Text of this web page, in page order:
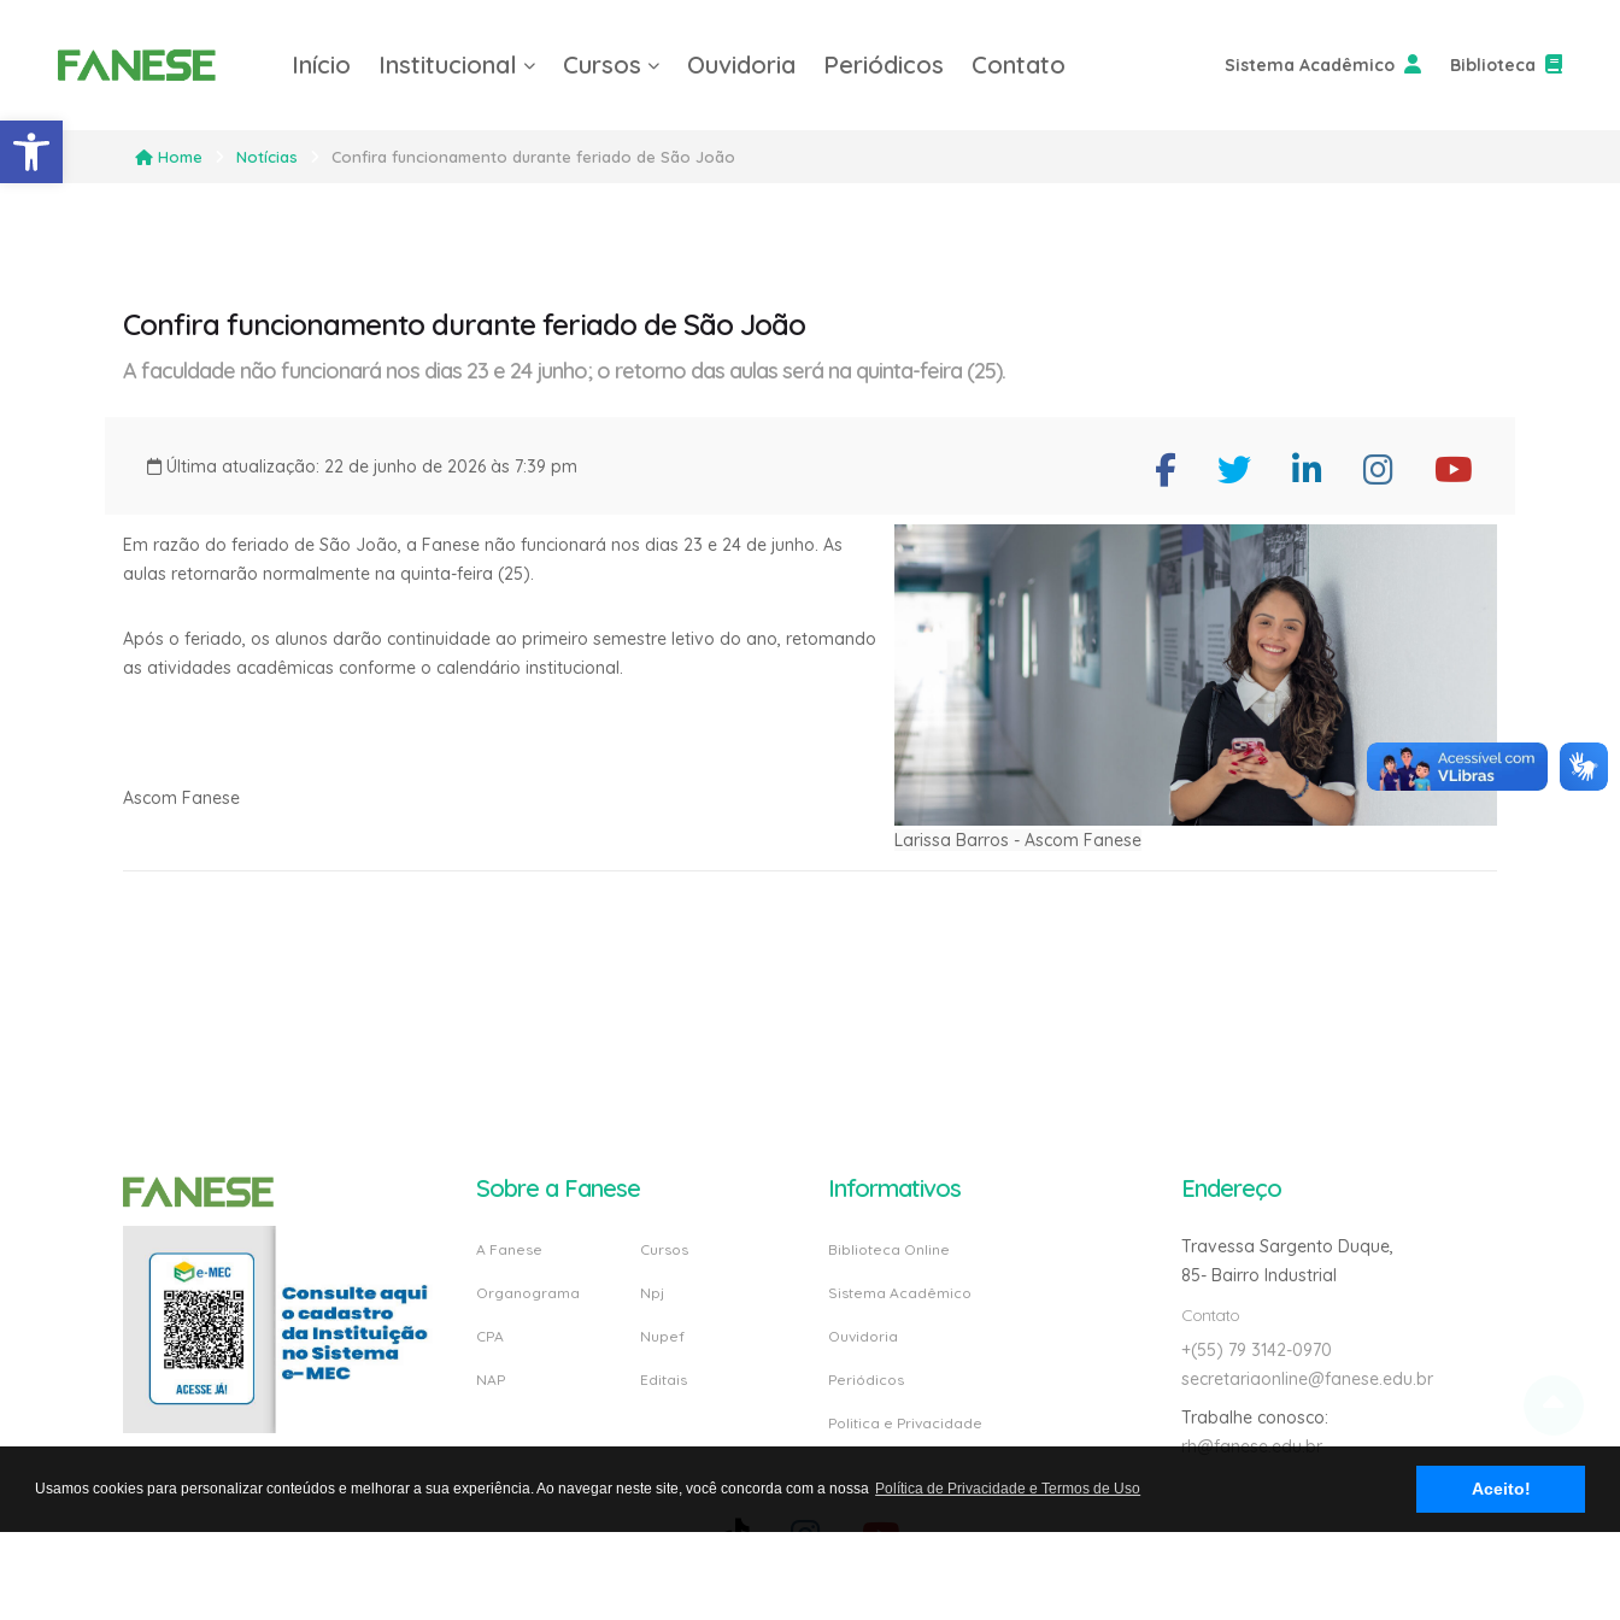
Usamos cookies para personalizar conteúdos e melhorar a sua experiência. Ao navegar neste site, você concorda com a nossa Política de Privacidade e Termos de Uso Aceito!
Barra de Ferramentas Aberta
Início Institucional Cursos Ouvidoria Periódicos Contato Sistema Acadêmico Biblioteca
Home Notícias Confira funcionamento durante feriado de São João
Confira funcionamento durante feriado de São João
A faculdade não funcionará nos dias 23 e 24 junho; o retorno das aulas será na quinta-feira (25).
Última atualização: 22 de junho de 2026 às 7:39 pm
Larissa Barros - Ascom Fanese
Em razão do feriado de São João, a Fanese não funcionará nos dias 23 e 24 de junho. As
aulas retornarão normalmente na quinta-feira (25).
Após o feriado, os alunos darão continuidade ao primeiro semestre letivo do ano, retomando
as atividades acadêmicas conforme o calendário institucional.
Ascom Fanese
Sobre a Fanese
A Fanese
Organograma
CPA
NAP
Cursos
Npj
Nupef
Editais
Informativos
Biblioteca Online
Sistema Acadêmico
Ouvidoria
Periódicos
Politica e Privacidade
Endereço
Travessa Sargento Duque,
85- Bairro Industrial
Contato
+(55) 79 3142-0970
secretariaonline@fanese.edu.br
Trabalhe conosco:
rh@fanese.edu.br
Avalie nosso site